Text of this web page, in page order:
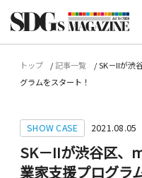
トップ 記事一覧
SK－IIが渋
グラムをスタート！
SHOW CASE 2021.08.05
SK－IIが渋谷区、
業家支援プログラ